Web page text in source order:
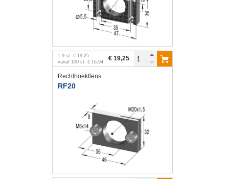
1 -9 st. € 19,25
vanaf 100 st. € 16,94 € 19,25
Rechthoekflens
RF20